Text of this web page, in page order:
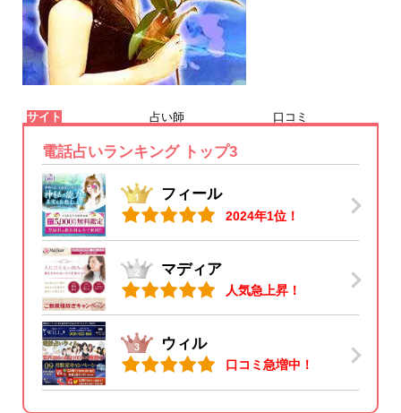
サイト 占い師 口コミ
電話占いランキング トップ3
フィール
2024年1位！
マディア
人気急上昇！
ウィル
口コミ急増中！